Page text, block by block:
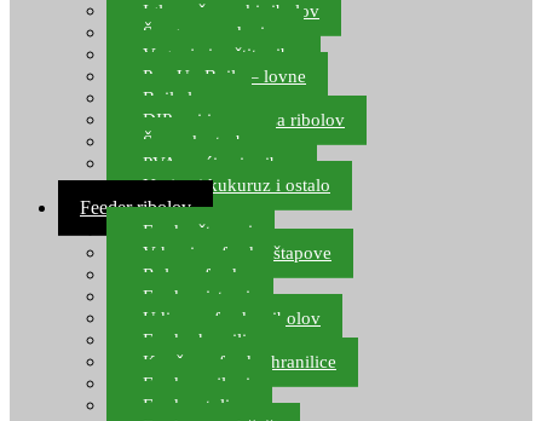
Igle za šaranski ribolov
Špage, upredenice
Vaganje i zaštita ribe
Pop Up Boile – lovne
Boile lovne
DIP-ovi i arome za ribolov
Šaranske torbe
PVA vrećice i pribor
Umjetni kukuruz i ostalo
Feeder ribolov
Feeder štapovi
Vrhovi za feeder štapove
Role za feeder
Feeder sistemi
Udice za feeder ribolov
Feeder hranilice
Kopče za feeder hranilice
Feeder najloni
Feeder stolice